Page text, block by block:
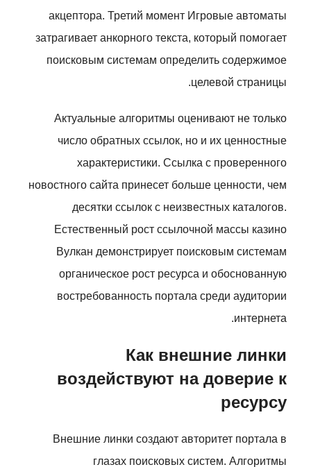
акцептора. Третий момент Игровые автоматы
затрагивает анкорного текста, который помогает
поисковым системам определить содержимое
целевой страницы.
Актуальные алгоритмы оценивают не только
число обратных ссылок, но и их ценностные
характеристики. Ссылка с проверенного
новостного сайта принесет больше ценности, чем
десятки ссылок с неизвестных каталогов.
Естественный рост ссылочной массы казино
Вулкан демонстрирует поисковым системам
органическое рост ресурса и обоснованную
востребованность портала среди аудитории
интернета.
Как внешние линки
воздействуют на доверие к
ресурсу
Внешние линки создают авторитет портала в
глазах поисковых систем. Алгоритмы